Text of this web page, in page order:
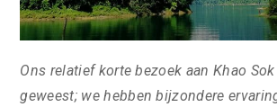
Ons relatief korte bezoek aan Khao
geweest; we hebben bijzondere